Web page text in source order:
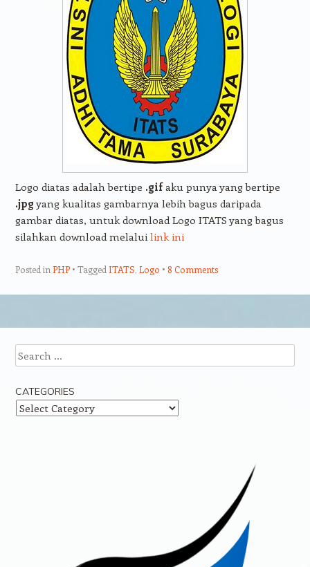
Logo diatas adalah bertipe .gifaku punya yang bertipe
.jpgyang kualitas gambarnya lebih bagus daripada
gambar diatas, untuk download Logo ITATS yang bagus
silahkan download melalui link ini
Posted in PHP Tagged ITATS, Logo 8 Comments
Search
CATEGORIES
Categories